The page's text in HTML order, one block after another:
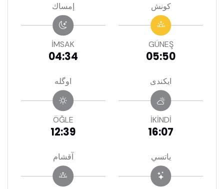
إمساك
İMSAK
04:34
كونش
GÜNEŞ
05:50
اوگله
ÖĞLE
12:39
ايكندى
İKİNDİ
16:07
آقشام ياتسي